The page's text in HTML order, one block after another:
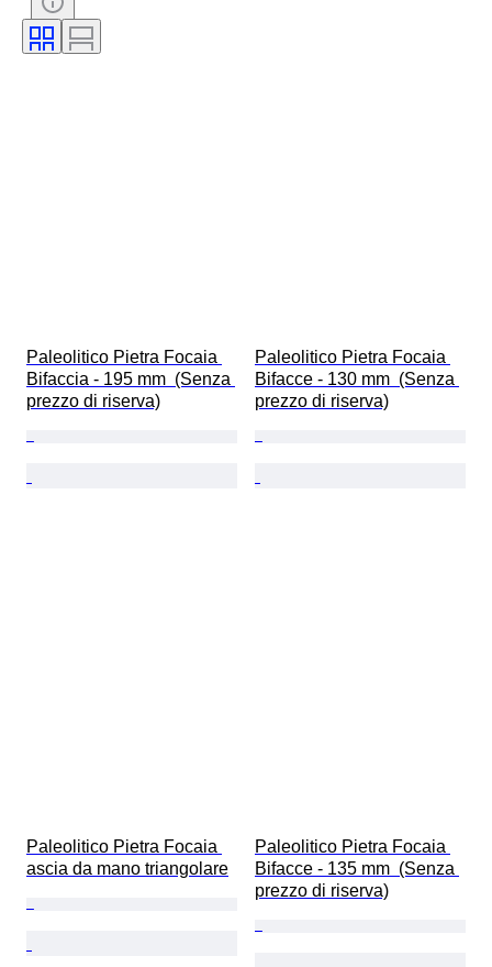
Paleolitico Pietra Focaia
Bifaccia - 195 mm  (Senza
prezzo di riserva)
Paleolitico Pietra Focaia
Bifacce - 130 mm  (Senza
prezzo di riserva)
Paleolitico Pietra Focaia
ascia da mano triangolare
Paleolitico Pietra Focaia
Bifacce - 135 mm  (Senza
prezzo di riserva)